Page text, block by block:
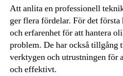
Att anlita en professionell
ger flera fördelar. För det
och erfarenhet för att hantera
problem. De har också tillgång
verktygen och utrustningen för
och effektivt.